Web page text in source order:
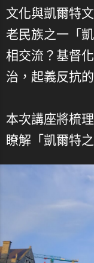
文化與凱爾特
老民族之一「
相交流？基督
治，起義反抗
本次講座將梳
瞭解「凱爾特